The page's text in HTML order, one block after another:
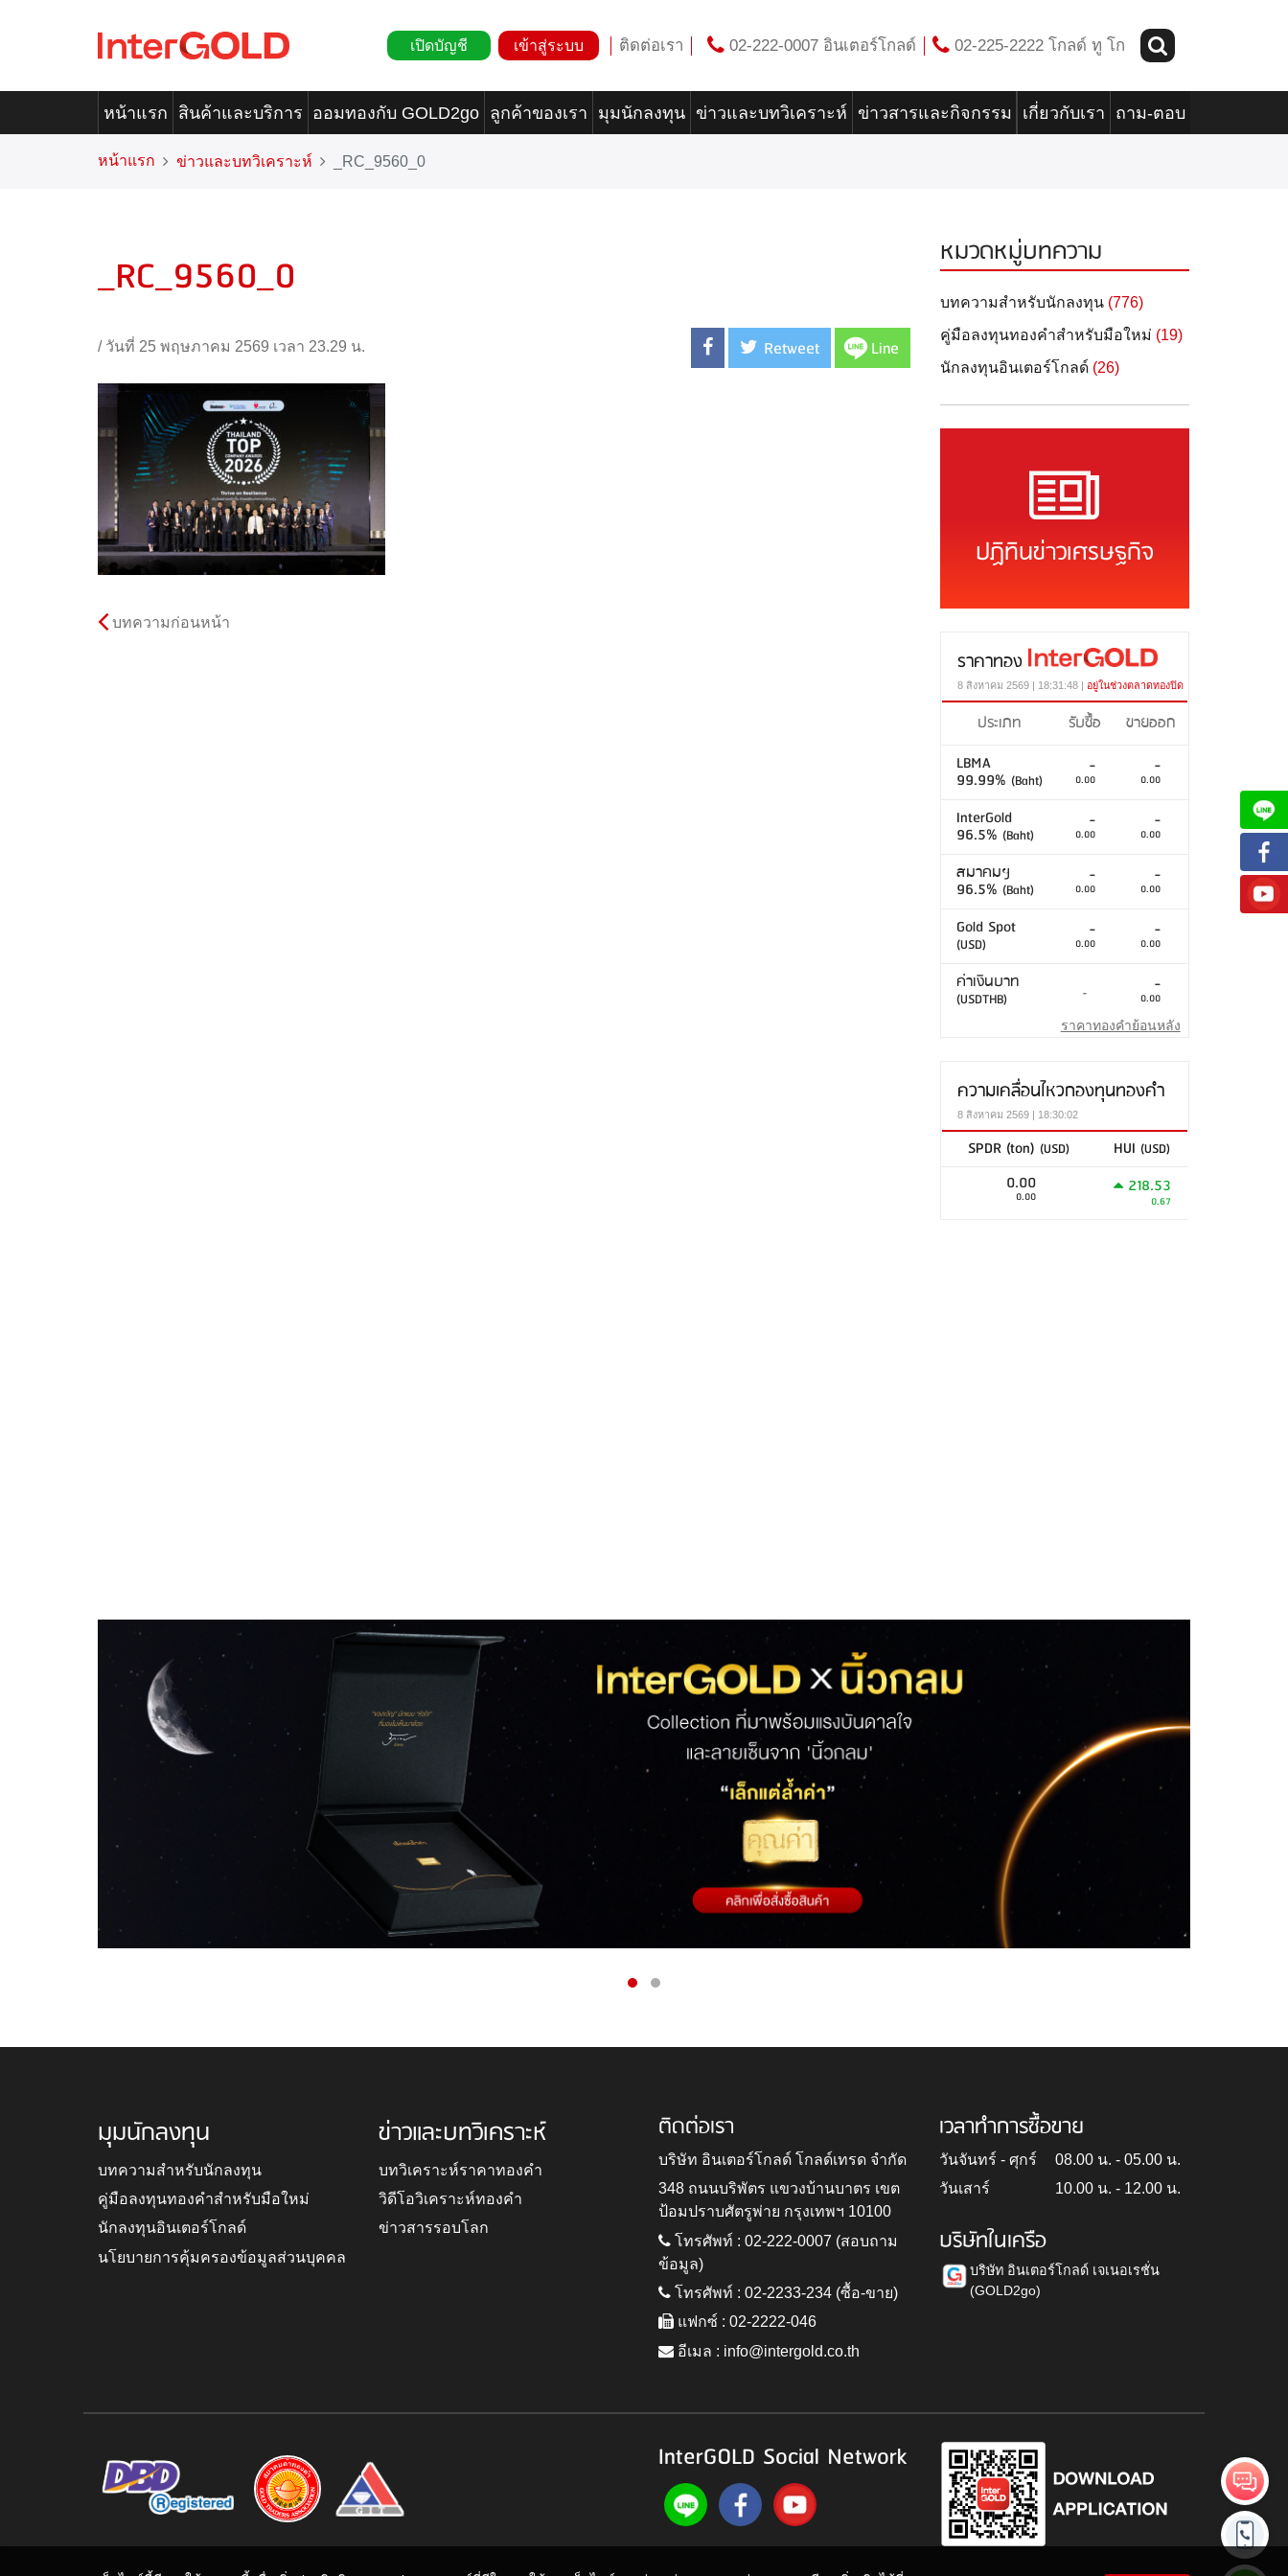
เปิดบัญชี เข้าสู่ระบบ ติดต่อเรา 02-222-0007 อินเตอร์โกลด์ 02-225-2222 โกลด์ ทู โก
หน้าแรก สินค้าและบริการ ออมทองกับ GOLD2go ลูกค้าของเรา มุมนักลงทุน ข่าวและบทวิเคราะห์ ข่าวสารและกิจกรรม เกี่ยวกับเรา ถาม-ตอบ
หน้าแรก ข่าวและบทวิเคราะห์ _RC_9560_0
_RC_9560_0
/ วันที่ 25 พฤษภาคม 2569 เวลา 23.29 น. Retweet Line
บทความก่อนหน้า
หมวดหมู่บทความ
บทความสำหรับนักลงทุน (776)
คู่มือลงทุนทองคำสำหรับมือใหม่ (19)
นักลงทุนอินเตอร์โกลด์ (26)
ปฏิทินข่าวเศรษฐกิจ
ราคาทอง
8 สิงหาคม 2569 | 18:31:48 | อยู่ในช่วงตลาดทองปิด
ประเภท รับซื้อ
ขายออก
LBMA
99.99% (Baht)
-
0.00
-
0.00
InterGold
96.5% (Baht)
-
0.00
-
0.00
สมาคมฯ
96.5% (Baht)
-
0.00
-
0.00
Gold Spot
(USD)
-
0.00
-
0.00
ค่าเงินบาท
(USDTHB) - -
0.00
ราคาทองคำย้อนหลัง
ความเคลื่อนไหวกองทุนทองคำ
8 สิงหาคม 2569 | 18:30:02
SPDR (ton) (USD) HUI (USD)
0.00
0.00 218.53
0.67
มุมนักลงทุน
บทความสำหรับนักลงทุน
คู่มือลงทุนทองคำสำหรับมือใหม่
นักลงทุนอินเตอร์โกลด์
นโยบายการคุ้มครองข้อมูลส่วนบุคคล
ข่าวและบทวิเคราะห์
บทวิเคราะห์ราคาทองคำ
วิดีโอวิเคราะห์ทองคำ
ข่าวสารรอบโลก
ติดต่อเรา
บริษัท อินเตอร์โกลด์ โกลด์เทรด จำกัด
348 ถนนบริพัตร แขวงบ้านบาตร เขต
ป้อมปราบศัตรูพ่าย กรุงเทพฯ 10100
โทรศัพท์ : 02-222-0007 (สอบถาม
ข้อมูล)
โทรศัพท์ : 02-2233-234 (ซื้อ-ขาย)
แฟกซ์ : 02-2222-046
อีเมล : info@intergold.co.th
เวลาทำการซื้อขาย
วันจันทร์ - ศุกร์
08.00 น. - 05.00 น.
วันเสาร์
10.00 น. - 12.00 น.
บริษัทในเครือ
บริษัท อินเตอร์โกลด์ เจเนอเรชั่น
(GOLD2go)
InterGOLD Social Network